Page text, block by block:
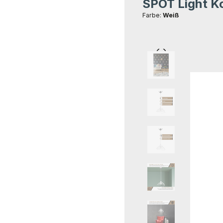
SPOT Light
Farbe: Weiß
Bildergalerie